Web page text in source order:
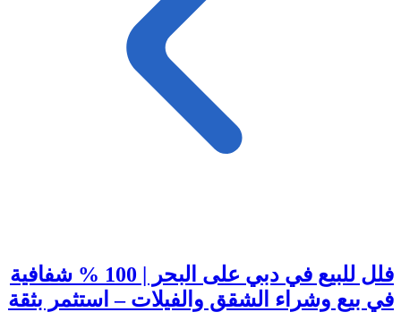
فلل للبيع في دبي على البحر | 100 % شفافية
في بيع وشراء الشقق والفيلات – استثمر بثقة